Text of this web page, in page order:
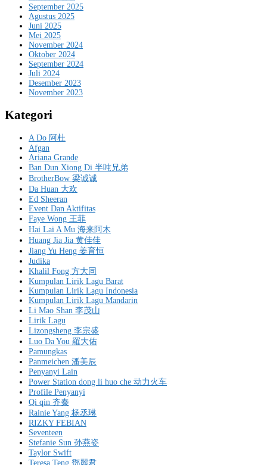
September 2025
Agustus 2025
Juni 2025
Mei 2025
November 2024
Oktober 2024
September 2024
Juli 2024
Desember 2023
November 2023
Kategori
A Do 阿杜
Afgan
Ariana Grande
Ban Dun Xiong Di 半吨兄弟
BrotherBow 梁诚诚
Da Huan 大欢
Ed Sheeran
Event Dan Aktifitas
Faye Wong 王菲
Hai Lai A Mu 海来阿木
Huang Jia Jia 黄佳佳
Jiang Yu Heng 姜育恒
Judika
Khalil Fong 方大同
Kumpulan Lirik Lagu Barat
Kumpulan Lirik Lagu Indonesia
Kumpulan Lirik Lagu Mandarin
Li Mao Shan 李茂山
Lirik Lagu
Lizongsheng 李宗盛
Luo Da You 羅大佑
Pamungkas
Panmeichen 潘美辰
Penyanyi Lain
Power Station dong li huo che 动力火车
Profile Penyanyi
Qi qin 齐秦
Rainie Yang 杨丞琳
RIZKY FEBIAN
Seventeen
Stefanie Sun 孙燕姿
Taylor Swift
Teresa Teng 鄧麗君